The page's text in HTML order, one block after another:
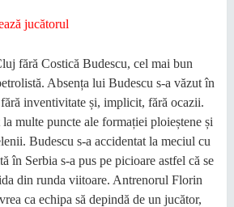
fără Costică Budescu, cel mai bun
Absența lui Budescu s-a văzut în
inventivitate și, implicit, fără ocazii.
multe puncte ale formației ploieștene și
Budescu s-a accidentat la meciul cu
în Serbia s-a pus pe picioare astfel că se
din runda viitoare. Antrenorul Florin
ca echipa să depindă de un jucător,